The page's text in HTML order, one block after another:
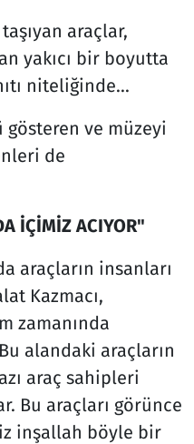
araçlar,
yakıcı bir boyutta
niteliğinde...
gösteren ve müzeyi
de
İÇİMİZ ACIYOR"
araçların insanları
Kazmacı,
zamanında
alandaki araçların
araç sahipleri
Bu araçları görünce
inşallah böyle bir